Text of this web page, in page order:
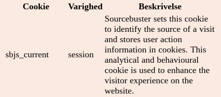
Cookie
Varighed Beskrivelse
sbjs_current session
Sourcebuster sets this cookie
to identify the source of a visit
and stores user action
information in cookies. This
analytical and behavioural
cookie is used to enhance the
visitor experience on the
website.